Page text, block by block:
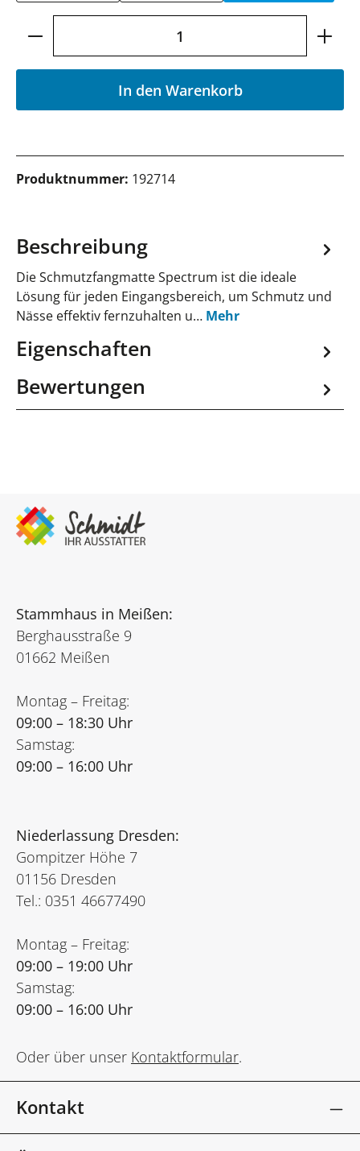
Produkt Anzahl: Gib den gewünschten
In den Warenkorb
Produktnummer: 192714
Beschreibung
Die Schmutzfangmatte Spectrum ist die ideale
Lösung für jeden Eingangsbereich, um Schmutz und
Nässe effektiv fernzuhalten u… Mehr
Eigenschaften
Bewertungen
Stammhaus in Meißen:
Berghausstraße 9
01662 Meißen
Montag – Freitag:
09:00 – 18:30 Uhr
Samstag:
09:00 – 16:00 Uhr
Niederlassung Dresden:
Gompitzer Höhe 7
01156 Dresden
Tel.: 0351 46677490
Montag – Freitag:
09:00 – 19:00 Uhr
Samstag:
09:00 – 16:00 Uhr
Oder über unser Kontaktformular.
Kontakt